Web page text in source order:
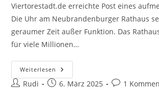
Viertorestadt.de erreichte Post eines
Die Uhr am Neubrandenburger Rathaus
geraumer Zeit außer Funktion. Das
für viele Millionen…
Weiterlesen Am
Neubrandenburger
Rathaus
Beitrags-
Rudi
Beitrag6. März 2025
Beitrags-
1